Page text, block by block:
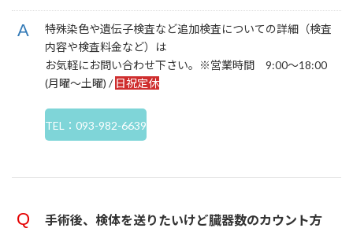
特殊染色や遺伝子検査など追加検査についての詳細（検査
内容や検査料金など）は
お気軽にお問い合わせ下さい。※営業時間 9:00～18:00
(月曜～土曜) / 日祝定休
TEL：093-982-6639
手術後、検体を送りたいけど臓器数のカウント方